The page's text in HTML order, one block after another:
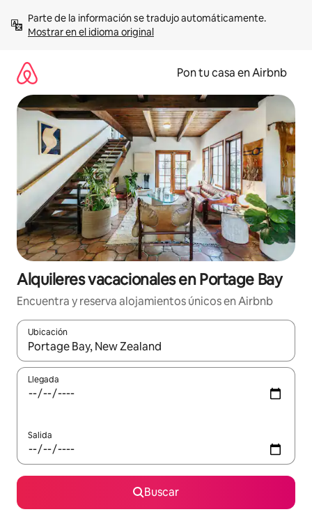
contenidoMostrar en el idioma original
Pon tu casa en Airbnb
Alquileres vacacionales en Portage Bay
Encuentra y reserva alojamientos únicos en Airbnb
Ubicación
Cuando los resultados estén disponibles, navega con las
Llegada
Salida
Buscar